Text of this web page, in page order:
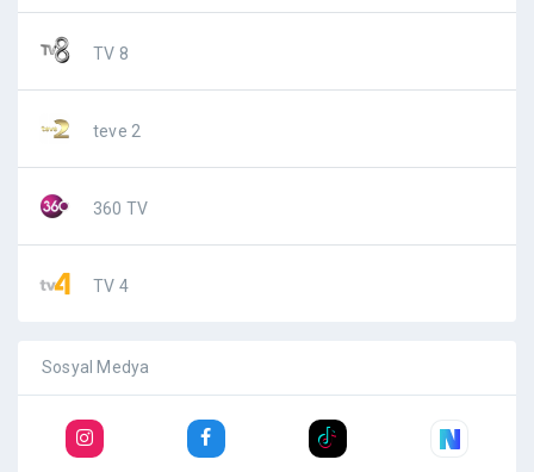
TV 8
teve 2
360 TV
TV 4
Sosyal Medya